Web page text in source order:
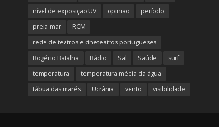
nível de exposição UV
opinião
período
preia-mar
RCM
rede de teatros e cineteatros portugueses
Rogério Batalha
Rádio Sal Saúde
surf
temperatura
temperatura média da água
tábua das marés
Ucrânia vento visibilidade